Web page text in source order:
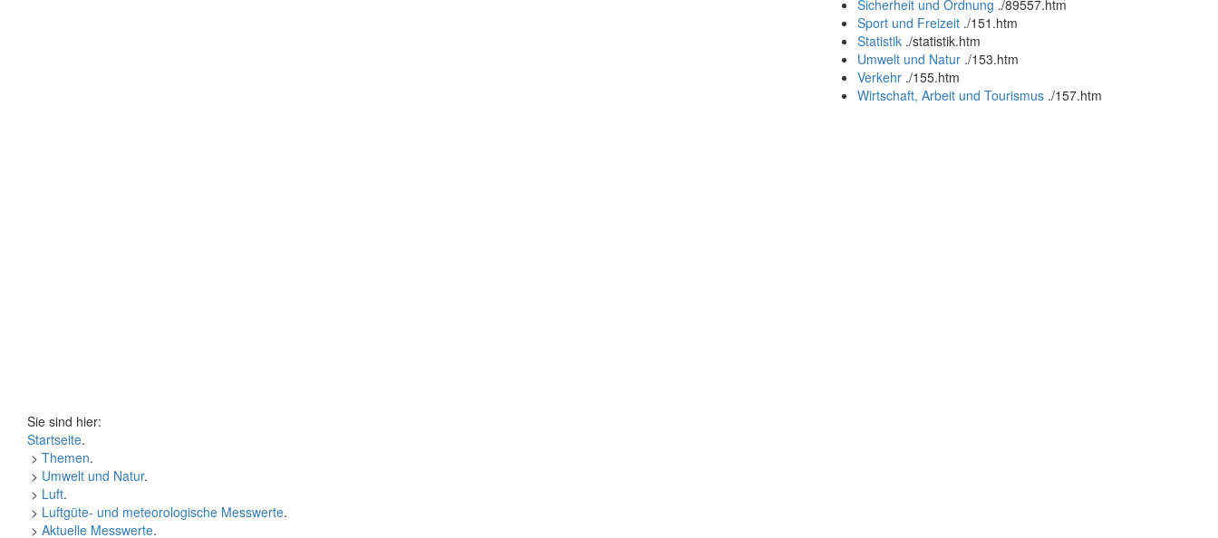
Sicherheit und Ordnung ./89557.htm
Sport und Freizeit ./151.htm
Statistik ./statistik.htm
Umwelt und Natur ./153.htm
Verkehr ./155.htm
Wirtschaft, Arbeit und Tourismus ./157.htm
Sie sind hier:
Startseite.
> Themen.
> Umwelt und Natur.
> Luft.
> Luftgüte- und meteorologische Messwerte.
> Aktuelle Messwerte.